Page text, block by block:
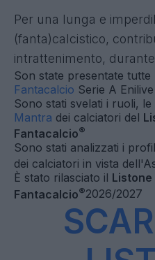
Per una lunga e
(fanta)calcistico,
intrattenimento,
Son state presentate tutte
Fantacalcio Serie A
Sono stati svelati i ruoli,
Mantra dei calciatori del
Fantacalcio®
Sono stati analizzati i
dei calciatori in vista
È stato rilasciato il
Fantacalcio®2026/2027